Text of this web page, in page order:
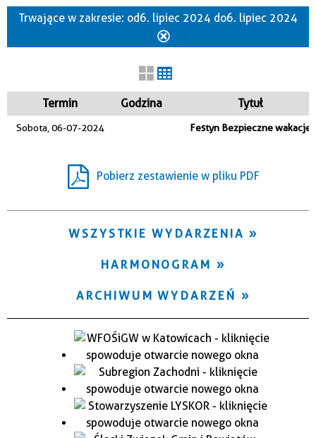
Szukana fraza
Trwające w zakresie
Trwające w zakresie: od 6. lipiec 2024 do 6. lipiec 2024
filtr
Termin Godzina Tytuł
Sobota, 06-07-2024 Festyn Bezpieczne wakacje
Pobierz zestawienie w pliku PDF
WSZYSTKIE WYDARZENIA
HARMONOGRAM
ARCHIWUM WYDARZEŃ